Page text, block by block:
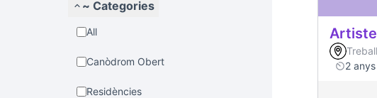
~ Categories
All
Canòdrom Obert
Residències
2 anys